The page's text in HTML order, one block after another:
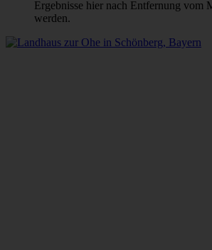
Ergebnisse hier nach Entfernung vom
werden.